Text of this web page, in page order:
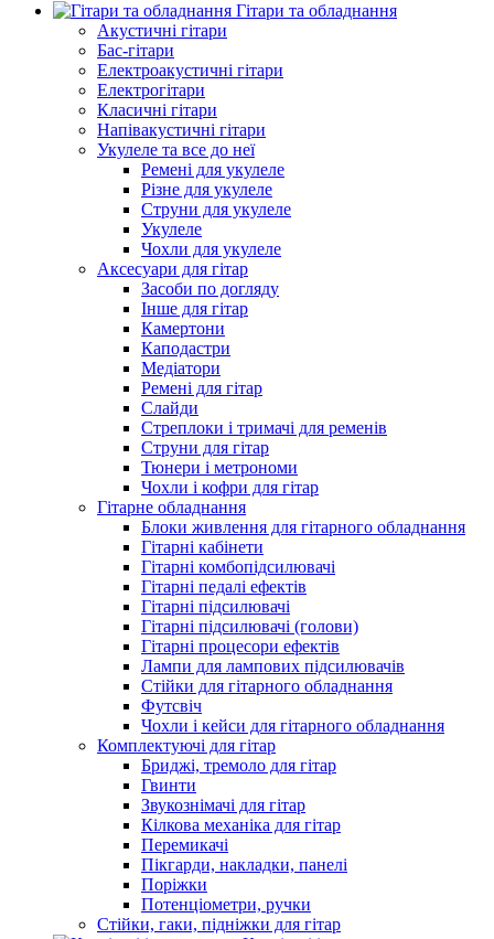
Гітари та обладнання
Акустичні гітари
Бас-гітари
Електроакустичні гітари
Електрогітари
Класичні гітари
Напівакустичні гітари
Укулеле та все до неї
Ремені для укулеле
Різне для укулеле
Струни для укулеле
Укулеле
Чохли для укулеле
Аксесуари для гітар
Засоби по догляду
Інше для гітар
Камертони
Каподастри
Медіатори
Ремені для гітар
Слайди
Стреплоки і тримачі для ременів
Струни для гітар
Тюнери і метрономи
Чохли і кофри для гітар
Гітарне обладнання
Блоки живлення для гітарного обладнання
Гітарні кабінети
Гітарні комбопідсилювачі
Гітарні педалі ефектів
Гітарні підсилювачі
Гітарні підсилювачі (голови)
Гітарні процесори ефектів
Лампи для лампових підсилювачів
Стійки для гітарного обладнання
Футсвіч
Чохли і кейси для гітарного обладнання
Комплектуючі для гітар
Бриджі, тремоло для гітар
Гвинти
Звукознімачі для гітар
Кілкова механіка для гітар
Перемикачі
Пікгарди, накладки, панелі
Поріжки
Потенціометри, ручки
Стійки, гаки, підніжки для гітар